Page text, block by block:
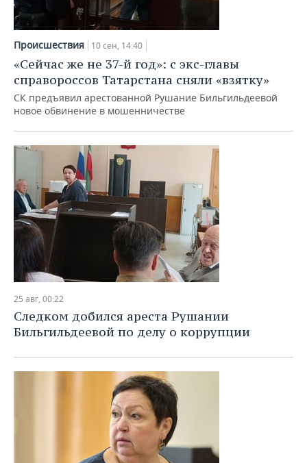
Происшествия 10 сен, 14:40
«Сейчас же не 37-й год»: с экс-главы
справороссов Татарстана сняли «взятку»
СК предъявил арестованной Рушание Бильгильдеевой
новое обвинение в мошенничестве
25 авг, 00:22
Следком добился ареста Рушании
Бильгильдеевой по делу о коррупции